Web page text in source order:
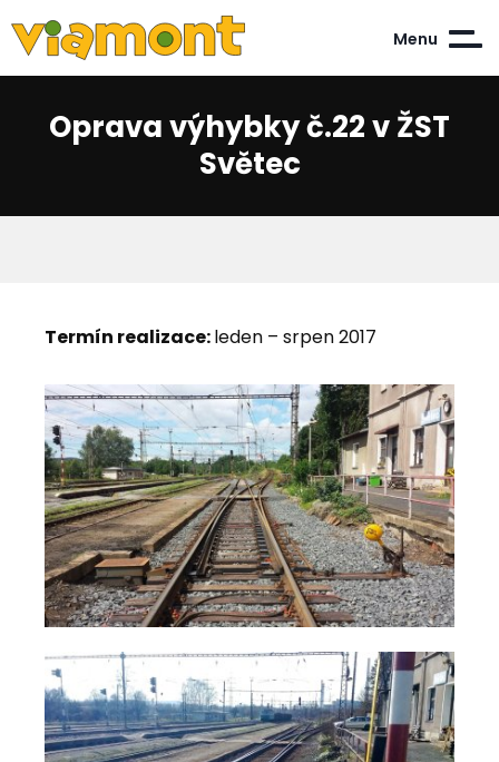
Menu
Oprava výhybky č.22 v ŽST
Světec
Termín realizace:leden – srpen 2017